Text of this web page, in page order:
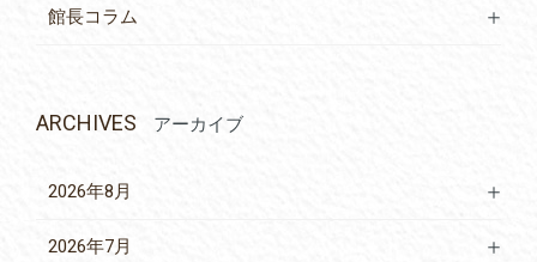
館長コラム
ARCHIVES アーカイブ
2026年8月
2026年7月